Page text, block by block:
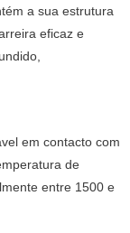
a sua estrutura
eficaz e
em contacto com
de
entre 1500 e